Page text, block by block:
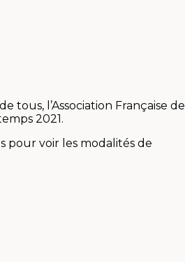
tous, l’Association Française de
2021.
pour voir les modalités de